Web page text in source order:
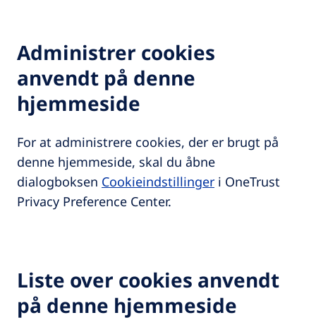
Administrer cookies
anvendt på denne
hjemmeside
For at administrere cookies, der er brugt på
denne hjemmeside, skal du åbne
dialogboksen Cookieindstillinger i OneTrust
Privacy Preference Center.
Liste over cookies anvendt
på denne hjemmeside